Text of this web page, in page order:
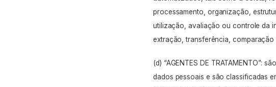
processamento, organização,
utilização, avaliação ou controle da
extração, transferência,
(d) “AGENTES DE TRATAMENTO”:
dados pessoais e são classificadas